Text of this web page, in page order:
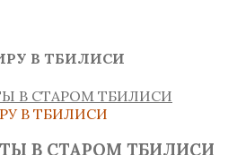
В ТБИЛИСИ
В ТБИЛИСИ
В СТАРОМ ТБИЛИСИ